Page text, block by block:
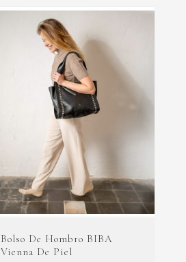
Bolso De Hombro BIBA
Vienna De Piel